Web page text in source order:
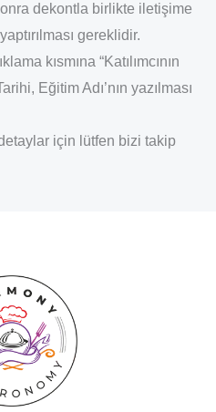
dekontla birlikte iletişime
gereklidir.
kısmına “Katılımcının
Eğitim Adı’nın yazılması
için lütfen bizi takip